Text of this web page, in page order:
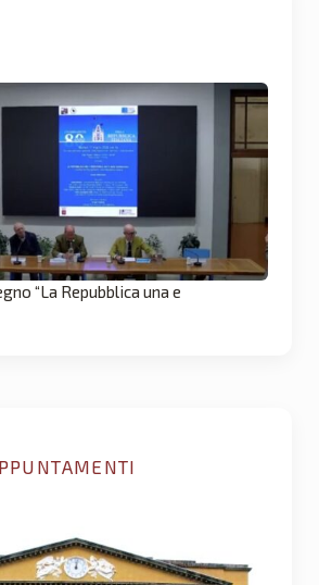
“La Repubblica una e